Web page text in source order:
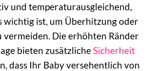
und temperaturausgleichend,
wichtig ist, um Überhitzung oder
vermeiden. Die erhöhten Ränder
bieten zusätzliche Sicherheit
dass Ihr Baby versehentlich von